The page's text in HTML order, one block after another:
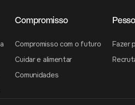
Compromisso
Compromisso com o futuro
Cuidar e alimentar
Comunidades
Fazer